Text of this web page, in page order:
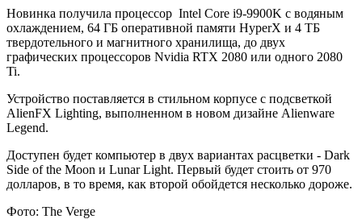
Новинка получила процессор Intel Core i9-9900K с водяным
охлаждением, 64 ГБ оперативной памяти HyperX и 4 ТБ
твердотельного и магнитного хранилища, до двух
графических процессоров Nvidia RTX 2080 или одного 2080
Ti.
Устройство поставляется в стильном корпусе с подсветкой
AlienFX Lighting, выполненном в новом дизайне Alienware
Legend.
Доступен будет компьютер в двух вариантах расцветки - Dark
Side of the Moon и Lunar Light. Первый будет стоить от 970
долларов, в то время, как второй обойдется несколько дороже.
Фото: The Verge